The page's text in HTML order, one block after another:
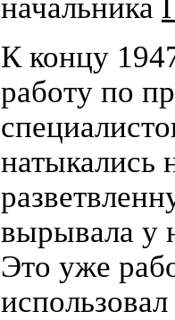
начальника
К концу
работу по
натыкались
вырывала у
Это уже